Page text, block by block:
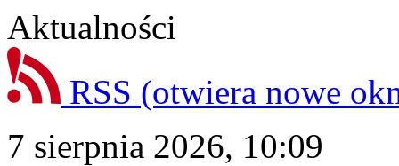
Aktualności
RSS (otwiera nowe
7 sierpnia 2026, 10:09